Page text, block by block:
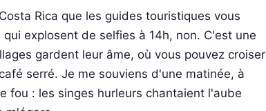
Rica que les guides touristiques vous
explosent de selfies à 14h, non. C'est une
gardent leur âme, où vous pouvez croiser
serré. Je me souviens d'une matinée, à
fou : les singes hurleurs chantaient l'aube